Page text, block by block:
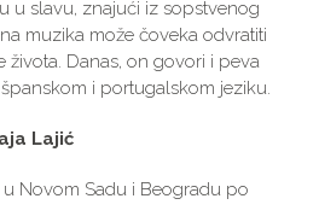
u slavu, znajući iz sopstvenog
muzika može čoveka odvratiti
života. Danas, on govori i peva
i portugalskom jeziku.
Lajić
u Novom Sadu i Beogradu po